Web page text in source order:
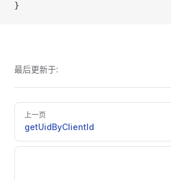
}
最后更新于:
Pager
上一页
getUidByClientId